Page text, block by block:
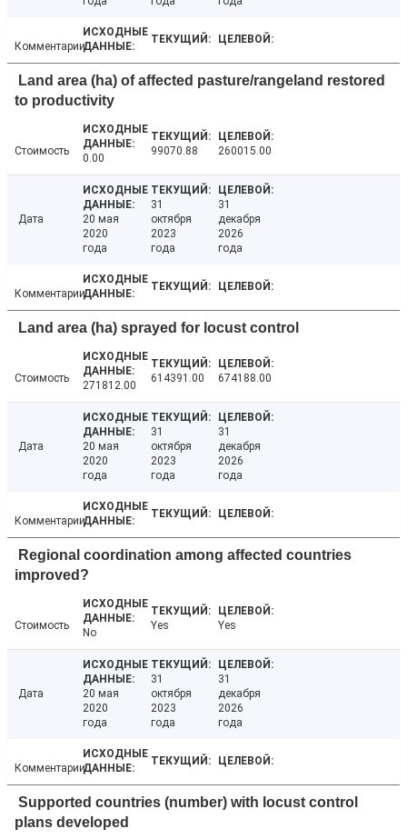
Комментарии
Land area (ha) of affected pasture/rangeland restored
to productivity
Стоимость
0.00
99070.88 260015.00
Дата
20 мая
2020
года
31
октября
2023
года
31
декабря
2026
года
Комментарии
Land area (ha) sprayed for locust control
Стоимость
271812.00
614391.00 674188.00
Дата
20 мая
2020
года
31
октября
2023
года
31
декабря
2026
года
Комментарии
Regional coordination among affected countries
improved?
Стоимость
No
Yes Yes
Дата
20 мая
2020
года
31
октября
2023
года
31
декабря
2026
года
Комментарии
Supported countries (number) with locust control
plans developed